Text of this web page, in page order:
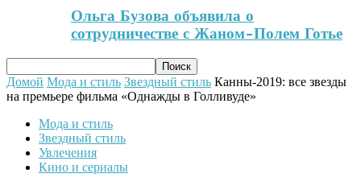
Ольга Бузова объявила о
сотрудничестве с Жаном-Полем Готье
Домой Мода и стиль Звездный стиль Канны-2019: все звезды
на премьере фильма «Однажды в Голливуде»
Мода и стиль
Звездный стиль
Увлечения
Кино и сериалы